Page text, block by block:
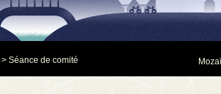
> Séance de comité